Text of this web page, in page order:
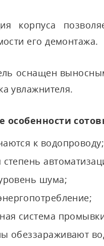
корпуса
его демонтажа.
оснащен
увлажнителя.
особенности
к водопроводу;
степень
шума;
система
обеззараживают